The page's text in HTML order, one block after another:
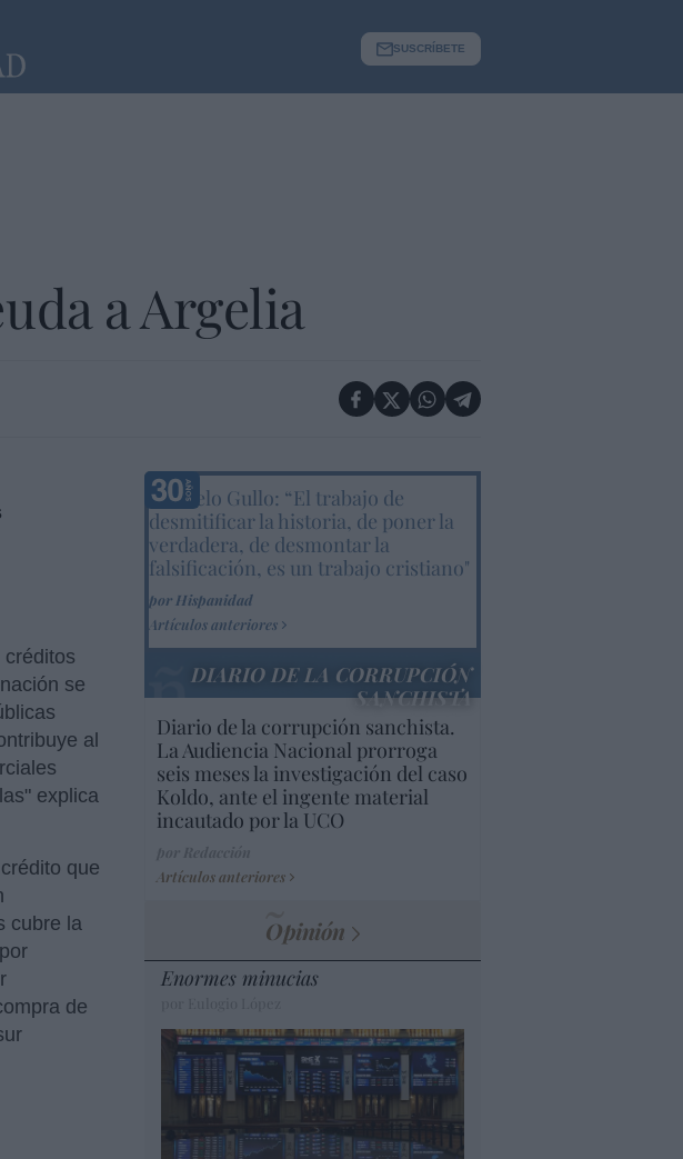
SUSCRÍBETE
a Argelia
se
al
explica
que
cubre la
de
Marcelo Gullo: “El trabajo de
desmitificar la historia, de poner la
verdadera, de desmontar la
falsificación, es un trabajo cristiano"
por Hispanidad
Artículos anteriores
DIARIO DE LA CORRUPCIÓN
SANCHISTA
Diario de la corrupción sanchista.
La Audiencia Nacional prorroga
seis meses la investigación del caso
Koldo, ante el ingente material
incautado por la UCO
Artículos anteriores
Opinión
Enormes minucias